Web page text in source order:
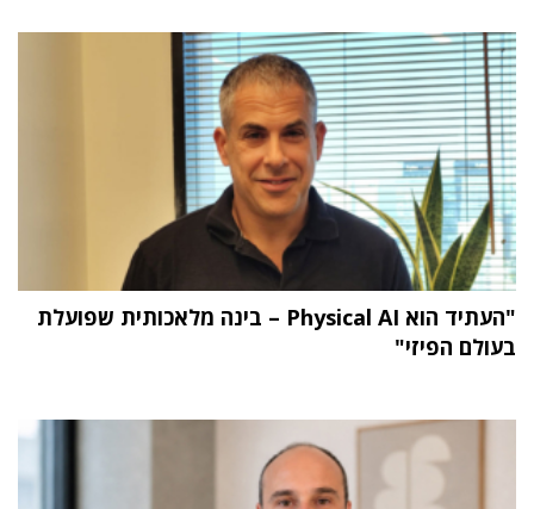
"העתיד הוא Physical AI – בינה מלאכותית שפועלת
בעולם הפיזי"